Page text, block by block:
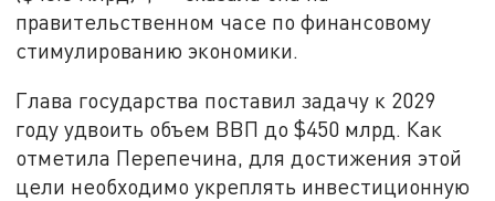
правительственном часе по финансовому
стимулированию экономики.
Глава государства поставил задачу к 2029
году удвоить объем ВВП до $450 млрд. Как
отметила Перепечина, для достижения этой
цели необходимо укреплять инвестиционную